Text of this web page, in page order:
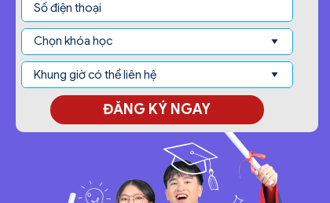
ĐĂNG KÝ NGAY